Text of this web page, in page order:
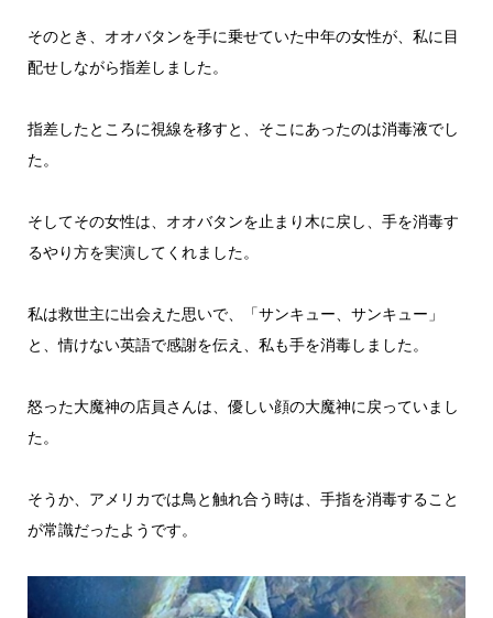
そのとき、オオバタンを手に乗せていた中年の女性が、私に目
配せしながら指差しました。
指差したところに視線を移すと、そこにあったのは消毒液でし
た。
そしてその女性は、オオバタンを止まり木に戻し、手を消毒す
るやり方を実演してくれました。
私は救世主に出会えた思いで、「サンキュー、サンキュー」
と、情けない英語で感謝を伝え、私も手を消毒しました。
怒った大魔神の店員さんは、優しい顔の大魔神に戻っていまし
た。
そうか、アメリカでは鳥と触れ合う時は、手指を消毒すること
が常識だったようです。